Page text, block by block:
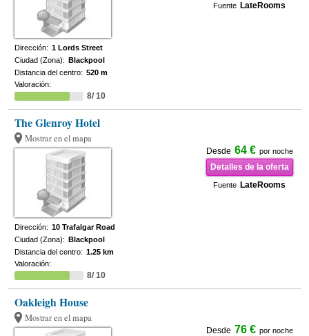
Fuente LateRooms
Dirección: 1 Lords Street
Ciudad (Zona): Blackpool
Distancia del centro: 520 m
Valoración:
8/ 10
The Glenroy Hotel
Mostrar en el mapa
Desde 64 € por noche
Detalles de la oferta
Fuente LateRooms
Dirección: 10 Trafalgar Road
Ciudad (Zona): Blackpool
Distancia del centro: 1.25 km
Valoración:
8/ 10
Oakleigh House
Mostrar en el mapa
Desde 76 € por noche